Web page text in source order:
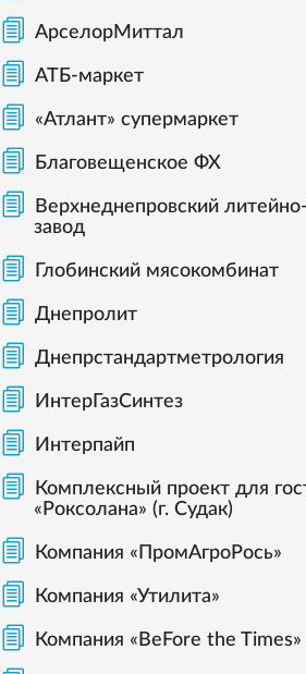
АрселорМиттал
АТБ-маркет
«Атлант» супермаркет
Благовещенское ФХ
Верхнеднепровский
завод
Глобинский мясокомбинат
Днепролит
Днепрстандартметрология
ИнтерГазСинтез
Интерпайп
Комплексный проект для
«Роксолана» (г. Судак)
Компания «ПромАгроРось»
Компания «Утилита»
Компания «BeFore the Times»